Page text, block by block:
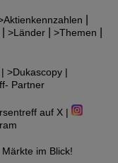
>Länder >Themen
>Dukascopy |
Partner
auf X |
im Blick!